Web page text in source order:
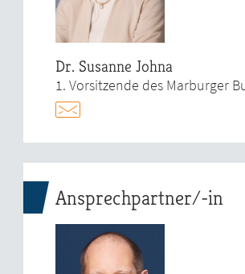
Dr. Susanne Johna
1. Vorsitzende des Marburger
Ansprechpartner/-in